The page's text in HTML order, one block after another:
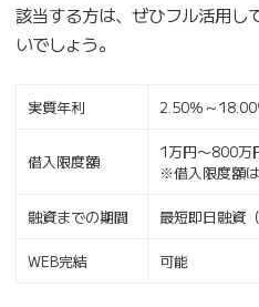
該当する方は、ぜひフル活用し
いでしょう。
実質年利 2.50％～18.00
借入限度額
1万円〜800万
※借入限度額
融資までの期間 最短即日融資
WEB完結 可能